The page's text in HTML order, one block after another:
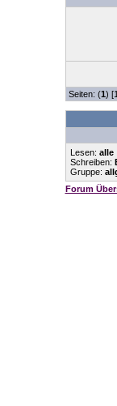
Seiten: (1)
Lesen: alle
Schreiben:
Gruppe:
Forum